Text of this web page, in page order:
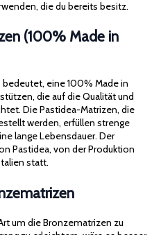
die du bereits besitz.
(100% Made in
eine 100% Made in
die auf die Qualität und
Die Pastidea-Matrizen, die
werden, erfüllen strenge
lange Lebensdauer. Der
Pastidea, von der Produktion
statt.
um die Bronzematrizen zu